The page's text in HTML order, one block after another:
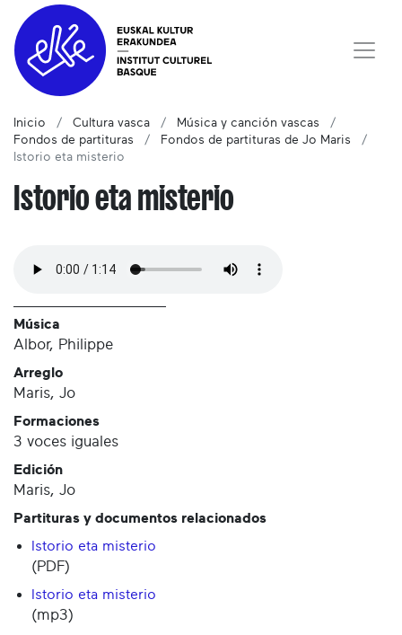
Inicio Cultura vasca
Música y canción vascas
Fondos de partituras
Fondos de partituras de Jo Maris
Istorio eta misterio
Istorio eta misterio
Música
Albor, Philippe
Arreglo
Maris, Jo
Formaciones
3 voces iguales
Edición
Maris, Jo
Partituras y documentos relacionados
Istorio eta misterio
(PDF)
Istorio eta misterio
(mp3)